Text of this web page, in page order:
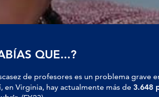
QUE...?
de profesores es un problema grave
en Virginia, hay actualmente más de 3.648